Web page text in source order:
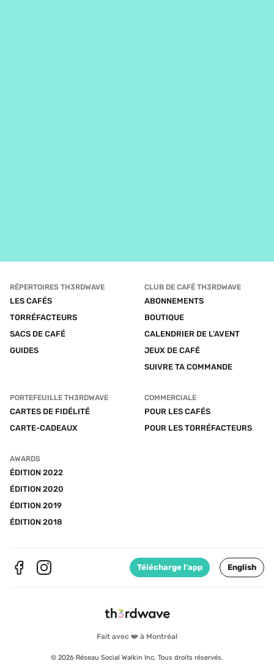
Fait avec ❤️ à Montréal
© 2026 Réseau Social Walkin Inc. Tous droits réservés.
RÉPERTOIRES TH3RDWAVE
LES CAFÉS
TORRÉFACTEURS
SACS DE CAFÉ
GUIDES
CLUB DE CAFÉ TH3RDWAVE
ABONNEMENTS
BOUTIQUE
CALENDRIER DE L’AVENT
JEUX DE CAFÉ
SUIVRE TA COMMANDE
PORTEFEUILLE TH3RDWAVE
CARTES DE FIDÉLITÉ
CARTE-CADEAUX
COMMERCIALE
POUR LES CAFÉS
POUR LES TORRÉFACTEURS
AWARDS
ÉDITION 2022
ÉDITION 2020
ÉDITION 2019
ÉDITION 2018
Télécharge l'app English